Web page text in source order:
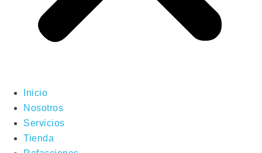
Inicio
Nosotros
Servicios
Tienda